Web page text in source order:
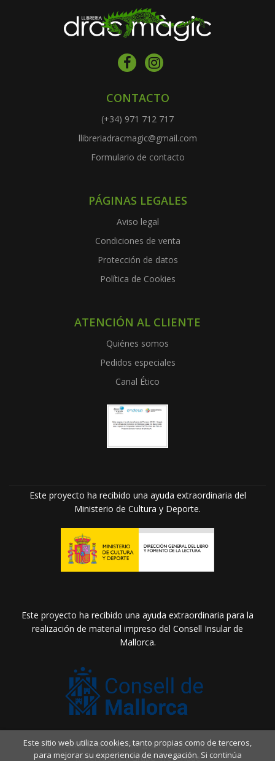
CONTACTO
(+34) 971 712 717
llibreriadracmagic@gmail.com
Formulario de contacto
PÁGINAS LEGALES
Aviso legal
Condiciones de venta
Protección de datos
Política de Cookies
ATENCIÓN AL CLIENTE
Quiénes somos
Pedidos especiales
Canal Ético
Este proyecto ha recibido una ayuda extraordinaria del
Ministerio de Cultura y Deporte.
Este proyecto ha recibido una ayuda extraordinaria para la
realización de material impreso del Consell Insular de
Mallorca.
2026 ©Llibreria Drac Màgic. Todos los Derechos
Reservados |Grupo Trevenque
Este sitio web utiliza cookies, tanto propias como de terceros,
para mejorar su experiencia de navegación. Si continúa